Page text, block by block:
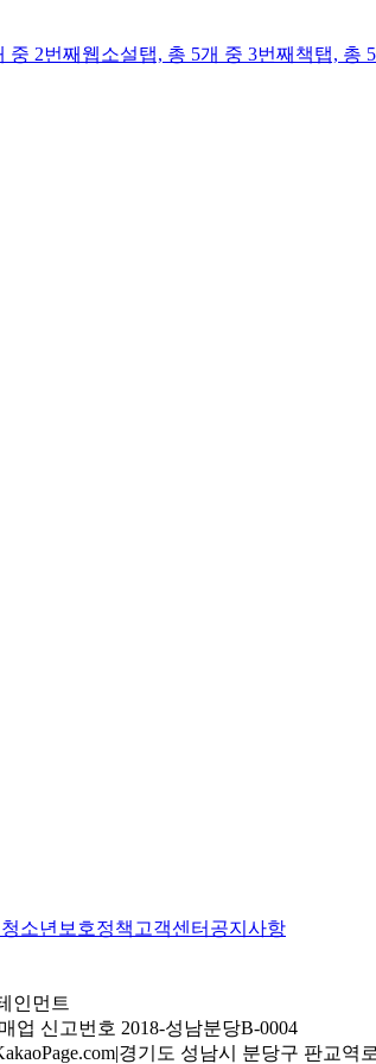
중 2번째 웹소설탭, 총 5개 중 3번째 책탭, 총
청소년보호정책 고객센터 공지사항
인먼트
업 신고번호 2018-성남분당B-0004
|경기도 성남시 분당구 판교역